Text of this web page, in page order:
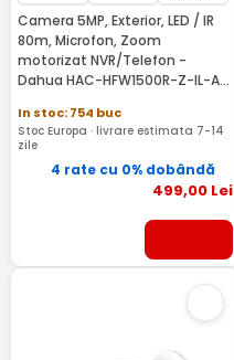
Camera 5MP, Exterior, LED / IR
80m, Microfon, Zoom
motorizat NVR/Telefon -
Dahua HAC-HFW1500R-Z-IL-A-
In stoc: 754 buc
Stoc Europa · livrare estimata 7-14
zile
4 rate cu 0% dobândă
499,00Lei